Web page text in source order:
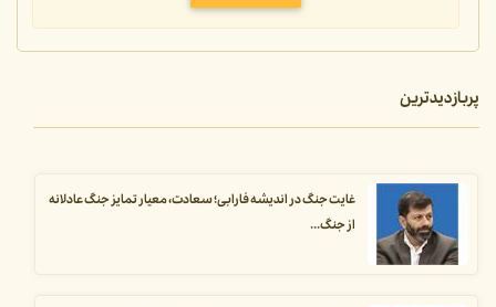
پربازدیدترین
غایت جنگ در اندیشه فارابی؛ سعادت، معیار تمایز جنگ عادلانه
از جنگ...